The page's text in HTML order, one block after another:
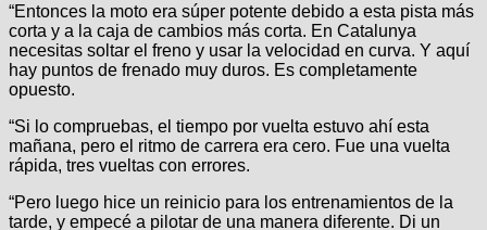
“Entonces la moto era súper potente debido a esta pista más
corta y a la caja de cambios más corta. En Catalunya
necesitas soltar el freno y usar la velocidad en curva. Y aquí
hay puntos de frenado muy duros. Es completamente
opuesto.
“Si lo compruebas, el tiempo por vuelta estuvo ahí esta
mañana, pero el ritmo de carrera era cero. Fue una vuelta
rápida, tres vueltas con errores.
“Pero luego hice un reinicio para los entrenamientos de la
tarde, y empecé a pilotar de una manera diferente. Di un